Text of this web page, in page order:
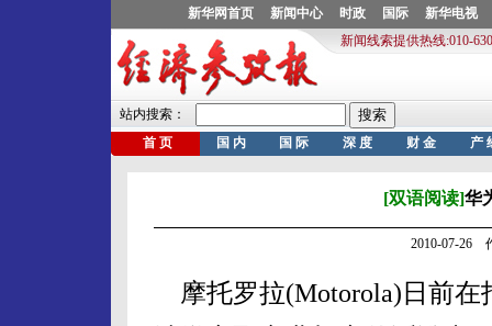
[双语阅读]华
2010-07-26
摩托罗拉(Motorola)日前在